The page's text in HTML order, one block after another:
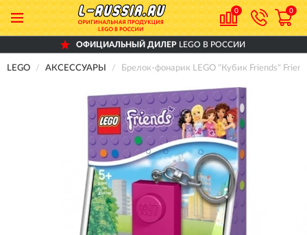
0 0
ОФИЦИАЛЬНЫЙ ДИЛЕР LEGO В РОССИИ
LEGO АКСЕССУАРЫ Брелок-фонарик LEGO "Кубик Friends"